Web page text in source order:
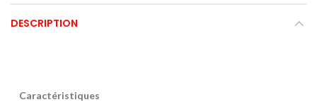
DESCRIPTION
Caractéristiques